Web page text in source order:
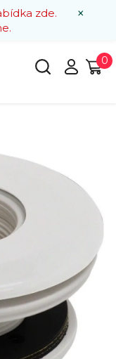
×
zde.
0